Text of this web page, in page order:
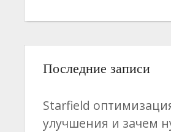
Последние записи
Starfield
улучшения и зачем